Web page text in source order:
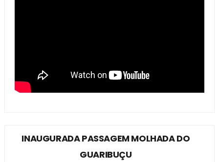
INAUGURADA PASSAGEM MOLHADA DO
GUARIBUÇU